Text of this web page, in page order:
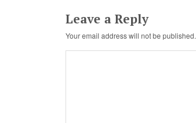
Leave a Reply
Your email address will not be published.